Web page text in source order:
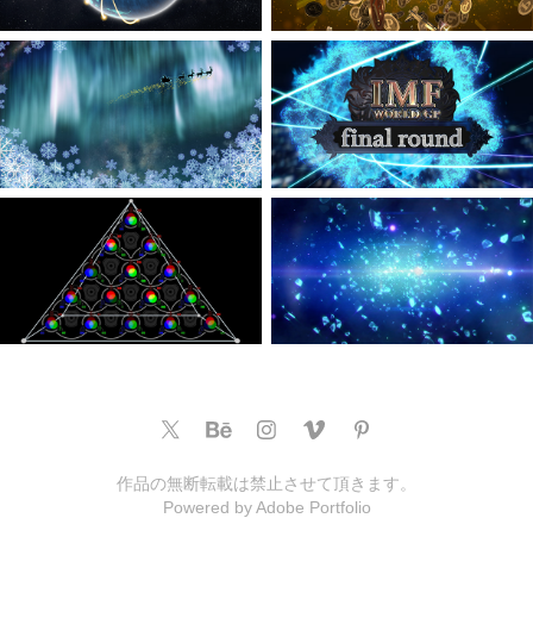
作品の無断転載は禁止させて頂きます。
Powered byAdobe Portfolio